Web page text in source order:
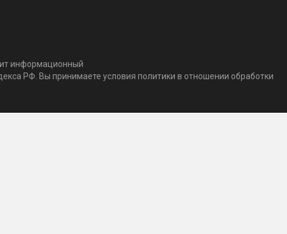
информационный
РФ. Вы принимаете условия политики в отношении обработки